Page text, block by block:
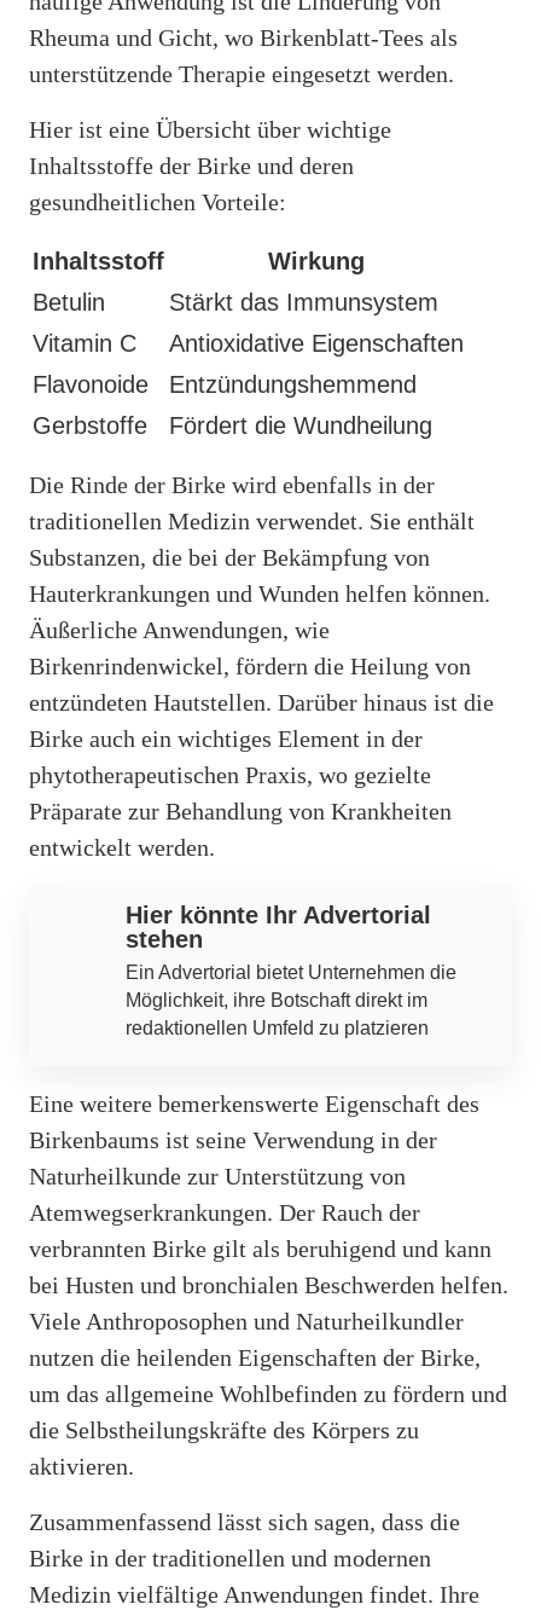
Rheuma und Gicht, wo Birkenblatt-Tees als
unterstützende Therapie eingesetzt werden.
Hier ist eine Übersicht über wichtige
Inhaltsstoffe der Birke und deren
gesundheitlichen Vorteile:
Inhaltsstoff
Wirkung
Betulin
Stärkt das Immunsystem
Vitamin C
Antioxidative Eigenschaften
Flavonoide
Entzündungshemmend
Gerbstoffe
Fördert die Wundheilung
Die Rinde der Birke wird ebenfalls in der
traditionellen Medizin verwendet. Sie enthält
Substanzen, die bei der Bekämpfung von
Hauterkrankungen und Wunden helfen können.
Äußerliche Anwendungen, wie
Birkenrindenwickel, fördern die Heilung von
entzündeten Hautstellen. Darüber hinaus ist die
Birke auch ein wichtiges Element in der
phytotherapeutischen Praxis, wo gezielte
Präparate zur Behandlung von Krankheiten
entwickelt werden.
Hier könnte Ihr Advertorial
stehen
Ein Advertorial bietet Unternehmen die
Möglichkeit, ihre Botschaft direkt im
redaktionellen Umfeld zu platzieren
Eine weitere bemerkenswerte Eigenschaft des
Birkenbaums ist seine Verwendung in der
Naturheilkunde zur Unterstützung von
Atemwegserkrankungen. Der Rauch der
verbrannten Birke gilt als beruhigend und kann
bei Husten und bronchialen Beschwerden helfen.
Viele Anthroposophen und Naturheilkundler
nutzen die heilenden Eigenschaften der Birke,
um das allgemeine Wohlbefinden zu fördern und
die Selbstheilungskräfte des Körpers zu
aktivieren.
Zusammenfassend lässt sich sagen, dass die
Birke in der traditionellen und modernen
Medizin vielfältige Anwendungen findet. Ihre